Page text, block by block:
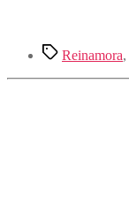
Etiquetas
Reinamora,